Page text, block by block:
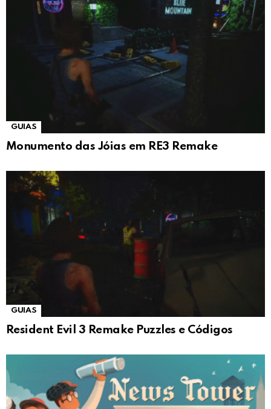
GUIAS
Monumento das Jóias em RE3 Remake
GUIAS
Resident Evil 3 Remake Puzzles e Códigos